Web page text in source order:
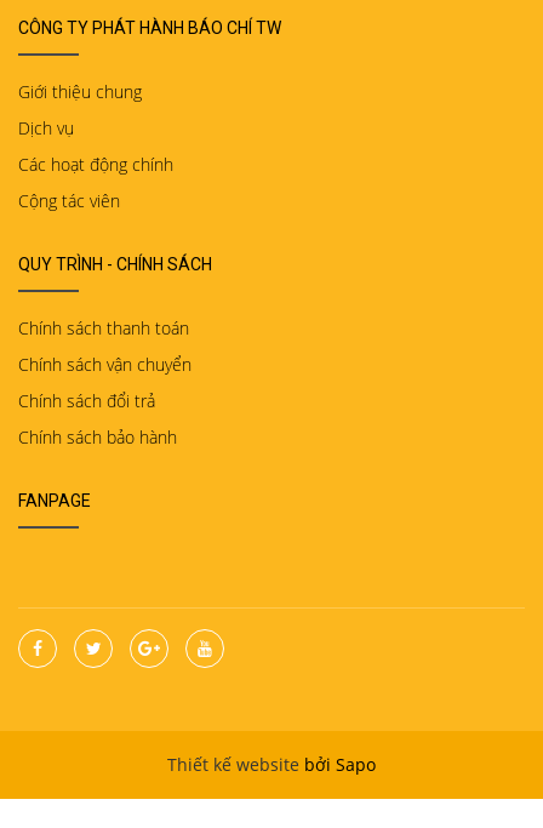
CÔNG TY PHÁT HÀNH BÁO CHÍ TW
Giới thiệu chung
Dịch vụ
Các hoạt động chính
Cộng tác viên
QUY TRÌNH - CHÍNH SÁCH
Chính sách thanh toán
Chính sách vận chuyển
Chính sách đổi trả
Chính sách bảo hành
FANPAGE
Thiết kế website bởi Sapo